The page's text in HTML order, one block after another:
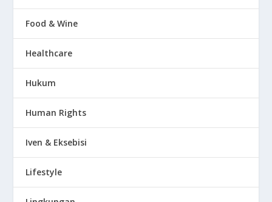
Food & Wine
Healthcare
Hukum
Human Rights
Iven & Eksebisi
Lifestyle